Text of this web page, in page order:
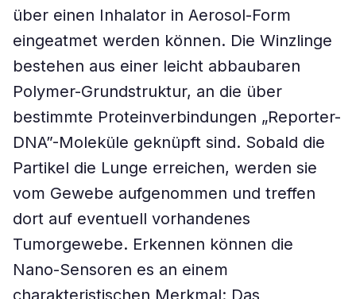
über einen Inhalator in Aerosol-Form
eingeatmet werden können. Die Winzlinge
bestehen aus einer leicht abbaubaren
Polymer-Grundstruktur, an die über
bestimmte Proteinverbindungen „Reporter-
DNA”-Moleküle geknüpft sind. Sobald die
Partikel die Lunge erreichen, werden sie
vom Gewebe aufgenommen und treffen
dort auf eventuell vorhandenes
Tumorgewebe. Erkennen können die
Nano-Sensoren es an einem
charakteristischen Merkmal: Das